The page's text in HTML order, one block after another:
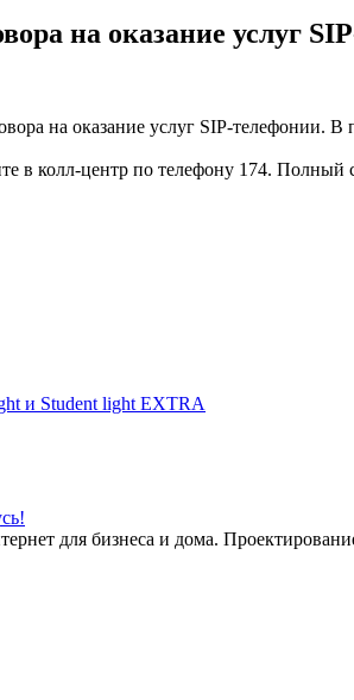
на оказание услуг
на оказание услуг SIP-телефонии. В
в колл-центр по телефону 174. Полный
и Student light EXTRA
для бизнеса и дома.